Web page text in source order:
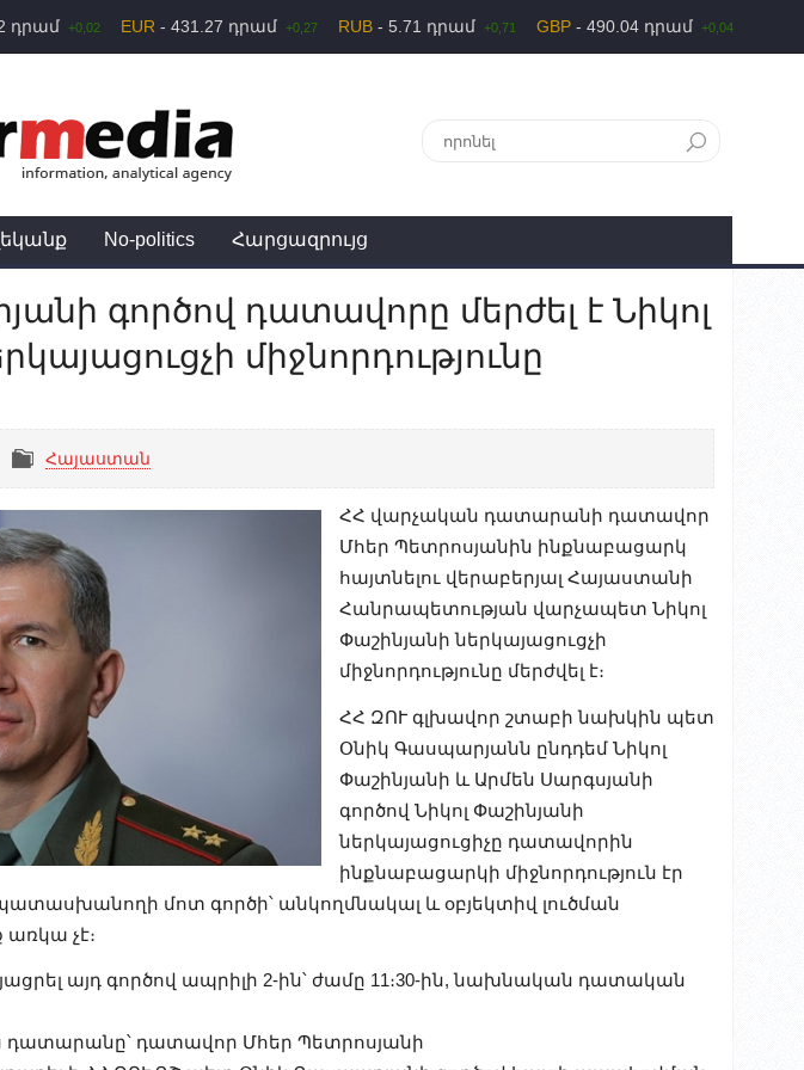
դրամ +0,02 EUR - 431.27 դրամ +0,27 RUB - 5.71 դրամ +0,71 GBP - 490.04 դրամ +0,04
No-politics Հարցազրույց
գործով դատավորը մերժել է Նիկոլ
միջնորդությունը
Հայաստան
ՀՀ վարչական դատարանի դատավոր
Մհեր Պետրոսյանին ինքնաբացարկ
հայտնելու վերաբերյալ Հայաստանի
Հանրապետության վարչապետ Նիկոլ
Փաշինյանի ներկայացուցչի
միջնորդությունը մերժվել է։
ՀՀ ԶՈՒ գլխավոր շտաբի նախկին պետ
Օնիկ Գասպարյանն ընդդեմ Նիկոլ
Փաշինյանի և Արմեն Սարգսյանի
գործով Նիկոլ Փաշինյանի
ներկայացուցիչը դատավորին
ինքնաբացարկի միջնորդություն էր
պատասխանողի մոտ գործի՝ անկողմնակալ և օբյեկտիվ լուծման
առկա չէ։
այդ գործով ապրիլի 2-ին՝ ժամը 11։30-ին, նախնական դատական
դատարանը՝ դատավոր Մհեր Պետրոսյանի